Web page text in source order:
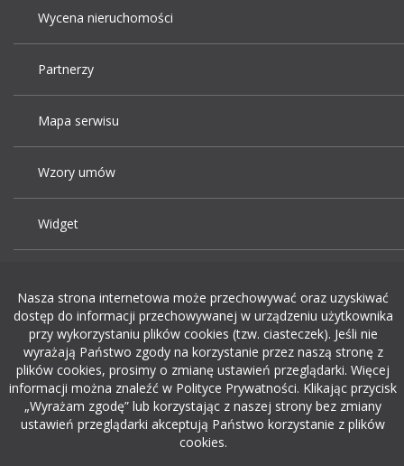
Wycena nieruchomości
Partnerzy
Mapa serwisu
Wzory umów
Widget
Dodaj ogłoszenie o pracę
rekrutacja w it
Nasza strona internetowa może przechowywać oraz uzyskiwać
dostęp do informacji przechowywanej w urządzeniu użytkownika
przy wykorzystaniu plików cookies (tzw. ciasteczek). Jeśli nie
wyrażają Państwo zgody na korzystanie przez naszą stronę z
plików cookies, prosimy o zmianę ustawień przeglądarki. Więcej
informacji można znaleźć w Polityce Prywatności. Klikając przycisk
„Wyrażam zgodę” lub korzystając z naszej strony bez zmiany
ustawień przeglądarki akceptują Państwo korzystanie z plików
cookies.